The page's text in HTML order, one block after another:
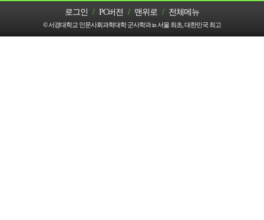
로그인 / PC버전 / 맨위로 / 전체메뉴
© 서경대학교 인문사회과학대학 군사학과 in 서울 최초, 대한민국 최고